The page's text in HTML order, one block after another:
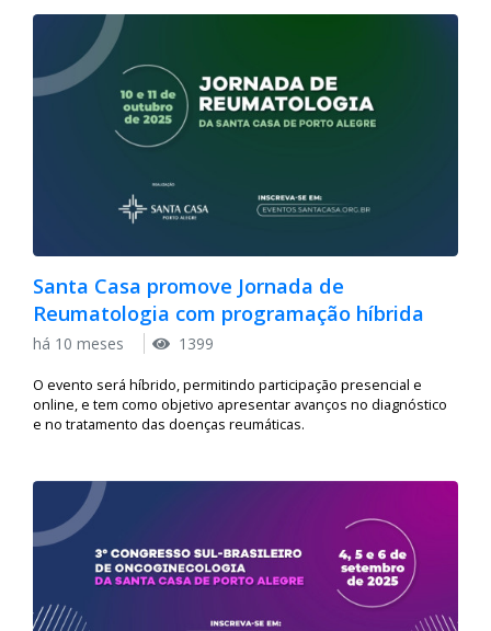
Santa Casa promove Jornada de
Reumatologia com programação híbrida
há 10 meses 1399
O evento será híbrido, permitindo participação presencial e
online, e tem como objetivo apresentar avanços no diagnóstico
e no tratamento das doenças reumáticas.